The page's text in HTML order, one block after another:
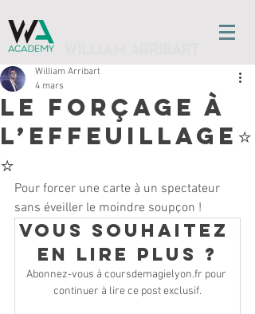
Le forçage à
l’effeuillage⭐️
⭐️
William Arribart
4 mars
Pour forcer une carte à un spectateur
sans éveiller le moindre soupçon !
Vous souhaitez
en lire plus ?
Abonnez-vous à coursdemagielyon.fr pour
continuer à lire ce post exclusif.